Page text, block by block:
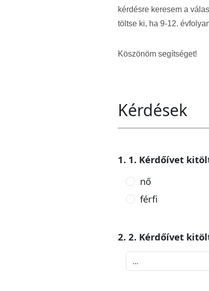
kérdésre keresem a
töltse ki, ha 9-12.
Köszönöm segítséget!
Kérdések
1. 1. Kérdőívet
nő
férfi
2. 2. Kérdőívet